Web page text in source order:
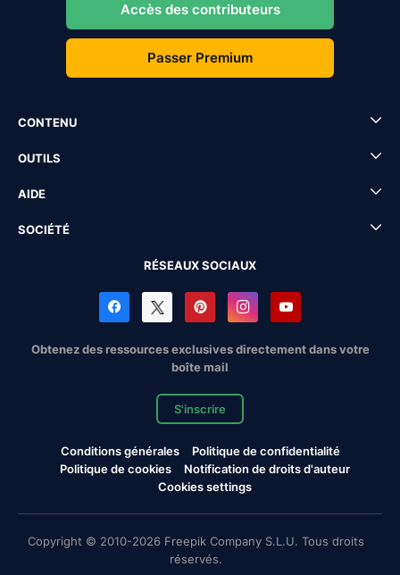
Accès des contributeurs
Passer Premium
CONTENU
OUTILS
AIDE
SOCIÉTÉ
RÉSEAUX SOCIAUX
Obtenez des ressources exclusives directement dans votre
boîte mail
S'inscrire
Conditions générales
Politique de confidentialité
Politique de cookies
Notification de droits d'auteur
Cookies settings
Copyright © 2010-2026 Freepik Company S.L.U. Tous droits
réservés.